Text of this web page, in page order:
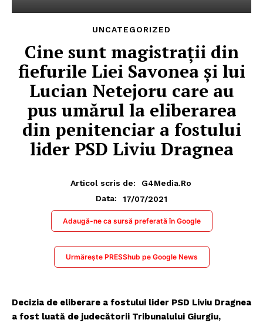
UNCATEGORIZED
Cine sunt magistraţii din
fiefurile Liei Savonea şi lui
Lucian Netejoru care au
pus umărul la eliberarea
din penitenciar a fostului
lider PSD Liviu Dragnea
Articol scris de:
G4Media.ro
Data:
17/07/2021
Adaugă-ne ca sursă preferată în Google
Urmărește PRESShub pe Google News
Decizia de eliberare a fostului lider PSD Liviu Dragnea
a fost luată de judecătorii Tribunalului Giurgiu,